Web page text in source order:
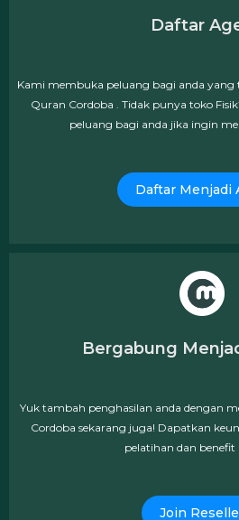
Daftar
Kami membuka peluang bagi anda
Quran Cordoba . Tidak punya toko
peluang bagi anda jika ingin
Daftar Menjadi
Bergabung
Yuk tambah penghasilan anda dengan
Cordoba sekarang juga! Dapatkan
pelatihan dan benefit
Join